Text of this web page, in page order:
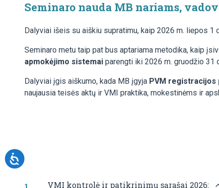
Seminaro nauda MB nariams,
Dalyviai išeis su aiškiu supratimu, kaip 2026 m. liepos 1
Seminaro metu taip pat bus aptariama metodika, kaip
apmokėjimo sistemai parengti iki 2026 m. gruodžio 31
Dalyviai įgis aiškumo, kada MB įgyja PVM registracijos
naujausia teisės aktų ir VMI praktika, mokestinėms ir
VMI kontrolė ir patikrinimų sąrašai 2026: